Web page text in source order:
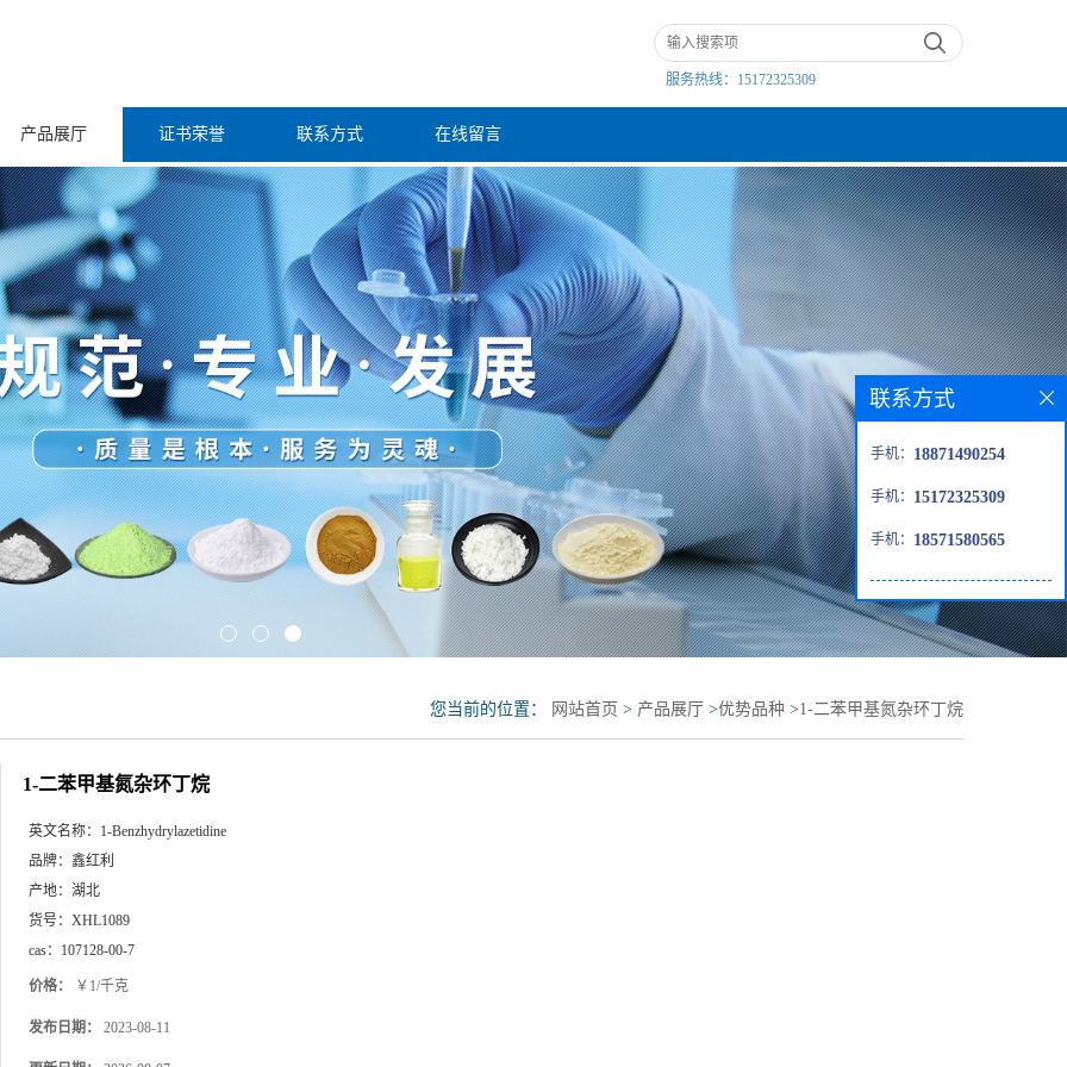
服务热线： 15172325309
产品展厅 证书荣誉 联系方式 在线留言
您当前的位置： 网站首页 > 产品展厅 >优势品种 >1-二苯甲基氮杂环丁烷
1-二苯甲基氮杂环丁烷
英文名称： 1-Benzhydrylazetidine
品牌： 鑫红利
产地： 湖北
货号： XHL1089
cas： 107128-00-7
价格： ￥1/千克
发布日期： 2023-08-11
联系方式
手机： 18871490254
手机： 15172325309
手机： 18571580565